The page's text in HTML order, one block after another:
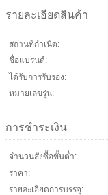
รายละเอียดสินค้า
สถานที่กำเนิด:
ชื่อแบรนด์:
ได้รับการรับรอง:
หมายเลขรุ่น:
การชำระเงิน
จำนวนสั่งซื้อขั้นต่ำ:
ราคา:
รายละเอียดการบรรจุ: